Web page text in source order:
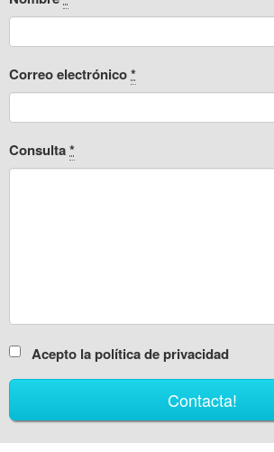
Correo electrónico*
Consulta*
Acepto la política de privacidad